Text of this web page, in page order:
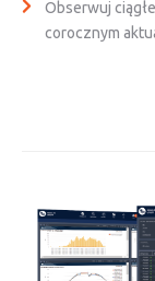
Obserwuj
corocznym